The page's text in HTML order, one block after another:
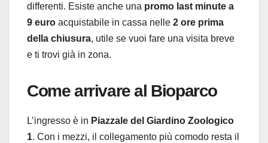
differenti. Esiste anche una promo last minute a
9 euro acquistabile in cassa nelle 2 ore prima
della chiusura, utile se vuoi fare una visita breve
e ti trovi già in zona.
Come arrivare al Bioparco
L’ingresso è in Piazzale del Giardino Zoologico
1. Con i mezzi, il collegamento più comodo resta il